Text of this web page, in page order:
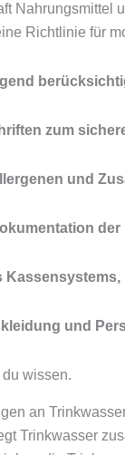
Nahrungsmittel
Richtlinie für
zum
und
Kassensystems,
und
wissen.
an
Trinkwasser